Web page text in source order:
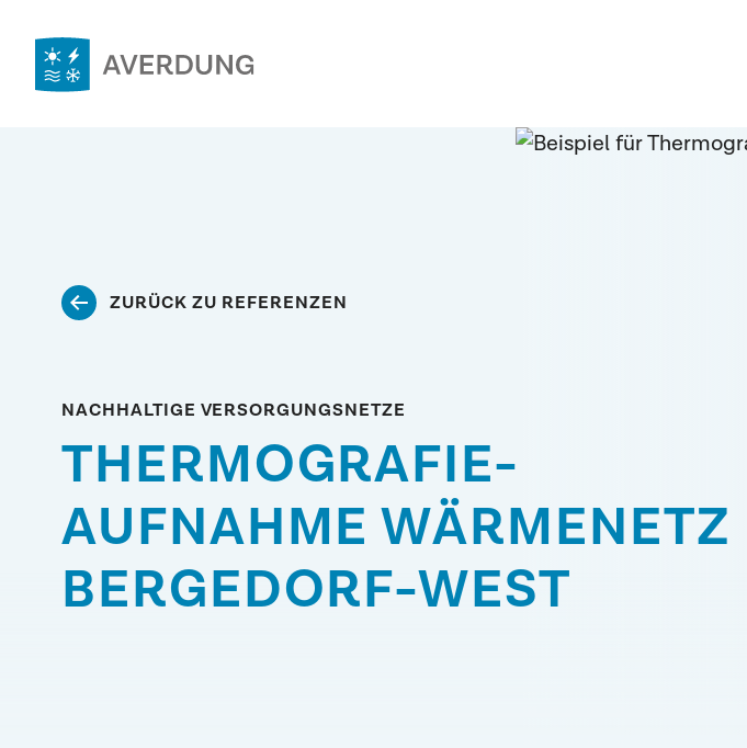
Inhalt
springen
ZURÜCK ZU REFERENZEN
NACHHALTIGE VERSORGUNGSNETZE
THERMOGRAFIE-
AUFNAHME WÄRMENETZ
BERGEDORF-WEST